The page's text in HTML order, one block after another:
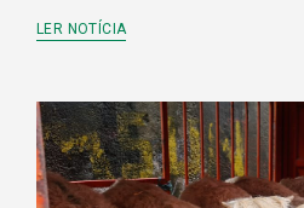
LER NOTÍCIA